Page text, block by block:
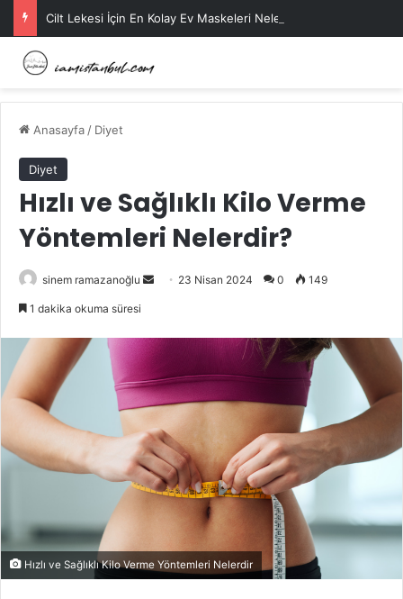
Cilt Lekesi İçin En Kolay Ev Maskeleri Nelerdir?
Anasayfa / Diyet
Diyet
Hızlı ve Sağlıklı Kilo Verme
Yöntemleri Nelerdir?
sinem ramazanoğlu
Bir
göndermek
23 Nisan 2024 0 149
1 dakika okuma süresi
Hızlı ve Sağlıklı Kilo Verme Yöntemleri Nelerdir